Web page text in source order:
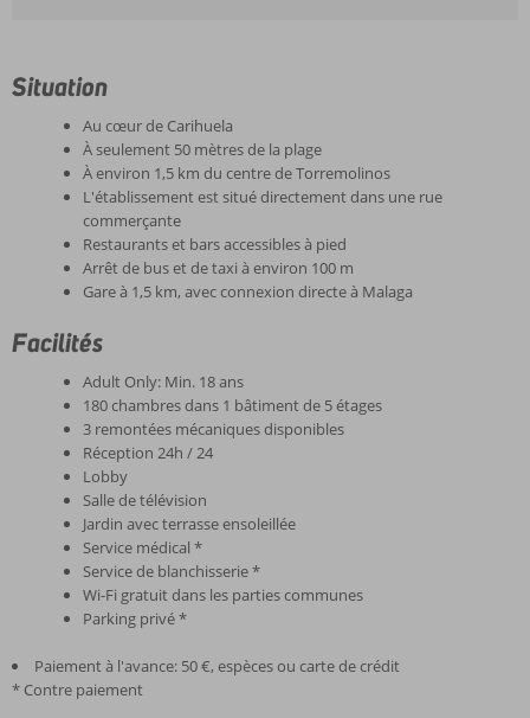
Situation
Au cœur de Carihuela
À seulement 50 mètres de la plage
À environ 1,5 km du centre de Torremolinos
L'établissement est situé directement dans une rue
commerçante
Restaurants et bars accessibles à pied
Arrêt de bus et de taxi à environ 100 m
Gare à 1,5 km, avec connexion directe à Malaga
Facilités
Adult Only: Min. 18 ans
180 chambres dans 1 bâtiment de 5 étages
3 remontées mécaniques disponibles
Réception 24h / 24
Lobby
Salle de télévision
Jardin avec terrasse ensoleillée
Service médical *
Service de blanchisserie *
Wi-Fi gratuit dans les parties communes
Parking privé *
Paiement à l'avance: 50 €, espèces ou carte de crédit
* Contre paiement